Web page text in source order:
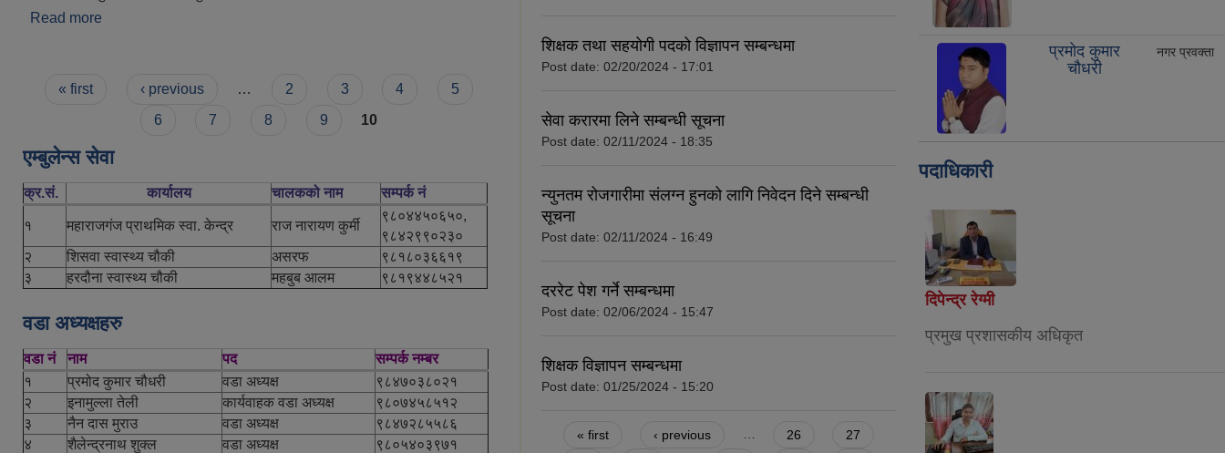
Read more
Pages
« first ‹ previous … 2 3 4
5
6
7 8 9 10
एम्बुलेन्स सेवा
क्र.सं. कार्यालय चालकको नाम सम्पर्क नं
१ महाराजगंज प्राथमिक स्वा. केन्द्र राज नारायण कुर्मी
९८०४४५०६५०,
९८४२९९०२३०
२
शिसवा स्वास्थ्य चौकी असरफ
९८१८०३६६१९
३
हरदौना स्वास्थ्य चौकी महबुब आलम ९८१९४४८५२१
वडा अध्यक्षहरु
वडा नं नाम पद
सम्पर्क नम्बर
१
प्रमोद कुमार चौधरी वडा अध्यक्ष
९८४७०३८०२१
२
इनामुल्ला तेली कार्यवाहक वडा अध्यक्ष
९८०७४५८५१२
३
नैन दास मुराउ वडा अध्यक्ष
९८४७२८५५८६
४
शैलेन्द्रनाथ शुक्ल वडा अध्यक्ष
९८०५४०३९७१
शिक्षक तथा सहयोगी पदको विज्ञापन सम्बन्धमा
Post date: 02/20/2024 - 17:01
सेवा करारमा लिने सम्बन्धी सूचना
Post date: 02/11/2024 - 18:35
न्युनतम रोजगारीमा संलग्न हुनको लागि निवेदन दिने सम्बन्धी
सूचना
Post date: 02/11/2024 - 16:49
दररेट पेश गर्ने सम्बन्धमा
Post date: 02/06/2024 - 15:47
शिक्षक विज्ञापन सम्बन्धमा
Post date: 01/25/2024 - 15:20
Pages
« first ‹ previous … 26
27
प्रमोद कुमार
चौधरी
नगर प्रवक्ता
पदाधिकारी
दिपेन्द्र रेग्मी
प्रमुख प्रशासकीय अधिकृत